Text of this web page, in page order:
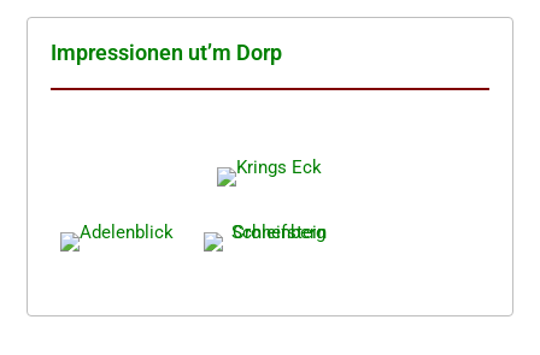
Impres­sio­nen ut’m Dorp